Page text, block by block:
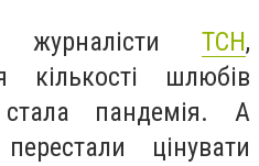
журналісти ТСН,
кількості шлюбів
пандемія. А
цінувати